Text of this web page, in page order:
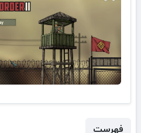
فهرست